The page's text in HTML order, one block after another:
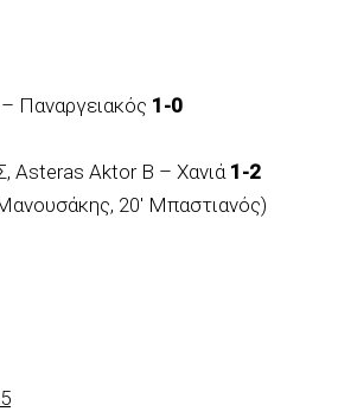
Παναργειακός 1-0
Aktor B – Χανιά 1-2
20′ Μπαστιανός)